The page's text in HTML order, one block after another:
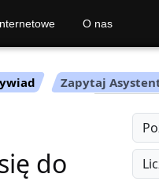
O nas
Zapytaj
do